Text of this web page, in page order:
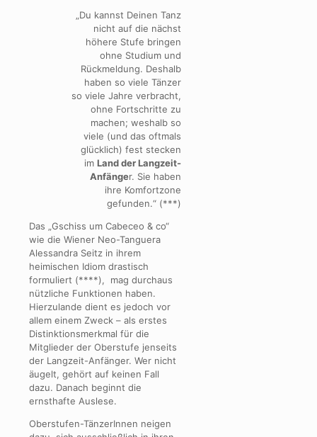
„Du kannst Deinen Tanz
nicht auf die nächst
höhere Stufe bringen
ohne Studium und
Rückmeldung. Deshalb
haben so viele Tänzer
so viele Jahre verbracht,
ohne Fortschritte zu
machen; weshalb so
viele (und das oftmals
glücklich) fest stecken
imLand der Langzeit-
Anfänger. Sie haben
ihre Komfortzone
gefunden.“ (***)
Das „Gschiss um Cabeceo & co“
wie die Wiener Neo-Tanguera
Alessandra Seitz in ihrem
heimischen Idiom drastisch
formuliert (****), mag durchaus
nützliche Funktionen haben.
Hierzulande dient es jedoch vor
allem einem Zweck – als erstes
Distinktionsmerkmal für die
Mitglieder der Oberstufe jenseits
der Langzeit-Anfänger. Wer nicht
äugelt, gehört auf keinen Fall
dazu. Danach beginnt die
ernsthafte Auslese.
Oberstufen-TänzerInnen neigen